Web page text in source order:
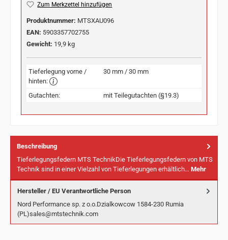
Zum Merkzettel hinzufügen
Produktnummer: MTSXAU096
EAN: 5903357702755
Gewicht: 19,9 kg
Tieferlegung vorne /
hinten:
30 mm / 30 mm
Gutachten: mit Teilegutachten (§19.3)
Beschreibung
Tieferlegungsfedern MTS TechnikDie Tieferlegungsfedern von MTS
Technik sind in einer Vielzahl von Tieferlegungen erhältlich… Mehr
Hersteller / EU Verantwortliche Person
Nord Performance sp. z o.o.Dzialkowcow 1584-230 Rumia
(PL)sales@mtstechnik.com